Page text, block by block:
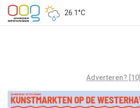
26.1°C
Adverteren? [10]